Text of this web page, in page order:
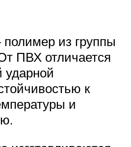
из группы
ПВХ отличается
ударной
к
и